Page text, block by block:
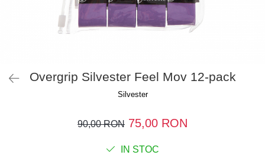
Overgrip Silvester Feel Mov 12-pack
Silvester
90,00 RON 75,00 RON
IN STOC